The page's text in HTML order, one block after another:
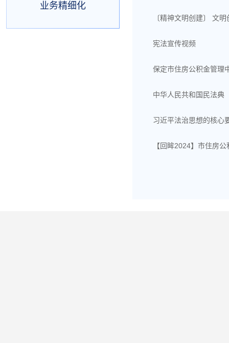
业务精细化
〔精神文明创建〕 文
宪法宣传视频
保定市住房公积金管理
中华人民共和国民法典
习近平法治思想的核心
【回眸2024】市住房